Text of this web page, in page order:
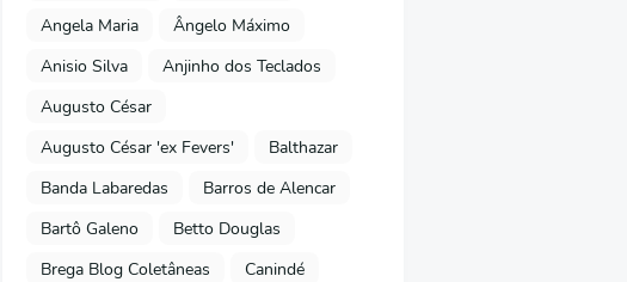
Angela Maria
Ângelo Máximo
Anisio Silva
Anjinho dos Teclados
Augusto César
Augusto César 'ex Fevers'
Balthazar
Banda Labaredas
Barros de Alencar
Bartô Galeno
Betto Douglas
Brega Blog Coletâneas
Canindé